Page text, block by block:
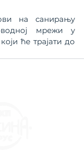
на санирању
мрежи у
ће трајати до